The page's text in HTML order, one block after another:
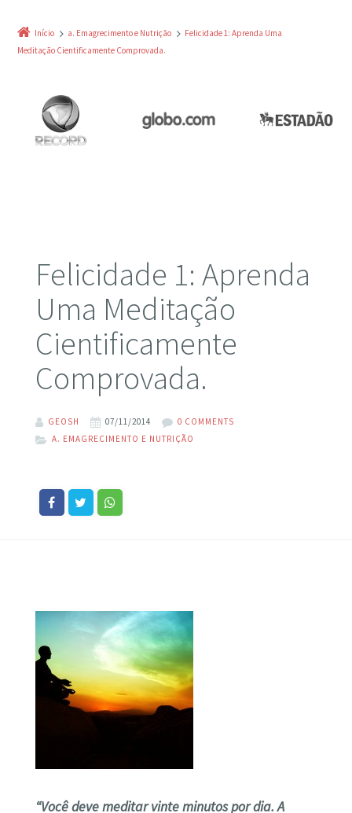
Início a. Emagrecimento e Nutrição
Felicidade 1: Aprenda Uma
Meditação Cientificamente Comprovada.
Felicidade 1: Aprenda
Uma Meditação
Cientificamente
Comprovada.
GEOSH 07/11/2014
0 COMMENTS
A. EMAGRECIMENTO E NUTRIÇÃO
“Você deve meditar vinte minutos por dia. A